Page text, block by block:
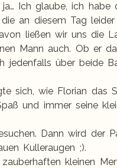
Ich glaube, ich habe
an diesem Tag
ließen wir uns die
Mann auch. Ob er
über beide
sich, wie Florian das
und immer seine
Dann wird der
Kulleraugen ;).
kleinen